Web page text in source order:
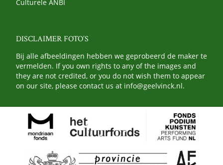
Culturele ANBI
DISCLAIMER FOTO’S
Bij alle afbeeldingen hebben we geprobeerd de maker te
vermelden. If you own rights to any of the images and
they are not credited, or you do not wish them to appear
on our site, please contact us at info@geelvinck.nl.